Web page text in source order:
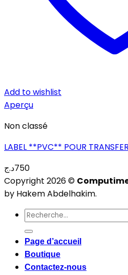
Add to wishlist
Aperçu
Non classé
LABEL **PVC** POUR
750د.ج
Copyright 2026 ©
by Hakem Abdelhakim.
Recherche
pour :
Page d’accueil
Boutique
Contactez-nous